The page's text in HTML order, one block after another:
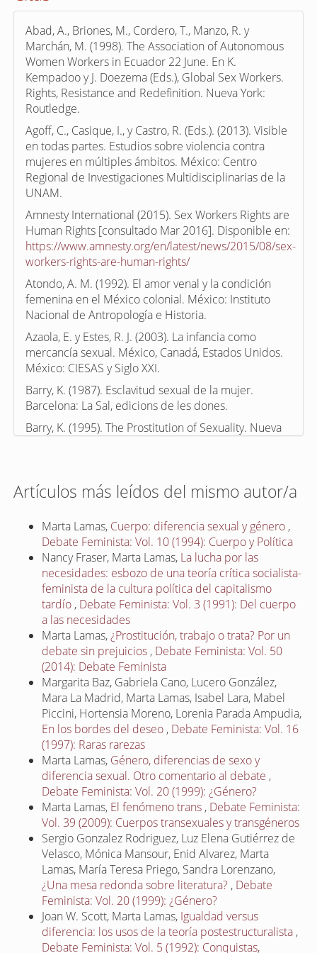
Abad, A., Briones, M., Cordero, T., Manzo, R. y
Marchán, M. (1998). The Association of Autonomous
Women Workers in Ecuador 22 June. En K.
Kempadoo y J. Doezema (Eds.), Global Sex Workers.
Rights, Resistance and Redefinition. Nueva York:
Routledge.
Agoff, C., Casique, I., y Castro, R. (Eds.). (2013). Visible
en todas partes. Estudios sobre violencia contra
mujeres en múltiples ámbitos. México: Centro
Regional de Investigaciones Multidisciplinarias de la
UNAM.
Amnesty International (2015). Sex Workers Rights are
Human Rights [consultado Mar 2016]. Disponible en:
https://www.amnesty.org/en/latest/news/2015/08/sex-
workers-rights-are-human-rights/
Atondo, A. M. (1992). El amor venal y la condición
femenina en el México colonial. México: Instituto
Nacional de Antropología e Historia.
Azaola, E. y Estes, R. J. (2003). La infancia como
mercancía sexual. México, Canadá, Estados Unidos.
México: CIESAS y Siglo XXI.
Barry, K. (1987). Esclavitud sexual de la mujer.
Barcelona: La Sal, edicions de les dones.
Barry, K. (1995). The Prostitution of Sexuality. Nueva
Comercio sexual en la Merced: una perspectiva
constructivista sobre el sexoservicio. México: UAM y
Belausteguigoitia, M., y Melgar, L. (Eds.). (2007).
Fronteras, violencia y justicia: nuevos discursos.
México: PUEG/UNAM.
Bernstein, E. (1999). What’s wrong with prostitution?
What’s right with sex work? Comparing markets in
female sexual labor. Hastings Women’s Law Journal,
10 (Winter), 1.
Bernstein, E. (2014). ¿Las políticas carcelarias
representan la justicia de género? La trata de
mujeres y los circuitos neoliberales del crimen, el
sexo y los derechos. Debate Feminista, 25(50), 280–
320.
Birgin, H. (Ed.). (2000). Las trampas del poder
punitivo. El género del derecho penal. Buenos Aires:
Biblos.
Brownmiller, S. (1972). Hablando claramente sobre
la prostitución. En: Para la liberación del segundo
sexo; selección y prólogo de Otilia Vainstok. Buenos
Aires: Ediciones de la Flor.
Cacho, Lydia. (2005). Los demonios del Edén. El
poder que protege a la pornografía infantil. México:
Debolsillo.
Cacho, L. (2010). Esclavas del poder. Un viaje al
corazón de la trata sexual de mujeres y niñas en el
mundo. México: Paidós.
Artículos más leídos del mismo autor/a
Marta Lamas, Cuerpo: diferencia sexual y género ,
Debate Feminista: Vol. 10 (1994): Cuerpo y Política
Nancy Fraser, Marta Lamas, La lucha por las
necesidades: esbozo de una teoría crítica socialista-
feminista de la cultura política del capitalismo
tardío , Debate Feminista: Vol. 3 (1991): Del cuerpo
a las necesidades
Marta Lamas,¿Prostitución, trabajo o trata? Por un
debate sin prejuicios , Debate Feminista: Vol. 50
(2014): Debate Feminista
Margarita Baz, Gabriela Cano, Lucero González,
Mara La Madrid, Marta Lamas, Isabel Lara, Mabel
Piccini, Hortensia Moreno, Lorenia Parada Ampudia,
En los bordes del deseo , Debate Feminista: Vol. 16
(1997): Raras rarezas
Marta Lamas, Género, diferencias de sexo y
diferencia sexual. Otro comentario al debate ,
Debate Feminista: Vol. 20 (1999): ¿Género?
Marta Lamas, El fenómeno trans , Debate Feminista:
Vol. 39 (2009): Cuerpos transexuales y transgéneros
Sergio Gonzalez Rodriguez, Luz Elena Gutiérrez de
Velasco, Mónica Mansour, Enid Alvarez, Marta
Lamas, María Teresa Priego, Sandra Lorenzano,
¿Una mesa redonda sobre literatura? , Debate
Feminista: Vol. 20 (1999): ¿Género?
Joan W. Scott, Marta Lamas, Igualdad versus
diferencia: los usos de la teoría postestructuralista ,
Debate Feminista: Vol. 5 (1992): Conquistas,